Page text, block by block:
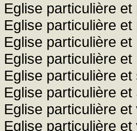
Eglise particulière
Eglise particulière
Eglise particulière
Eglise particulière
Eglise particulière et
Eglise particulière et
Eglise particulière
Eglise particulière